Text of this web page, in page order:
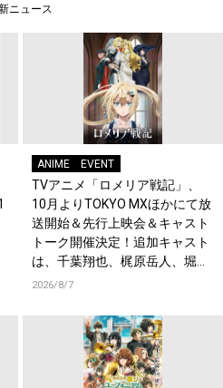
ニュース
ANIME EVENT
TVアニメ「ロメリア戦記」、
10月よりTOKYO MXほかにて放
送開始＆先行上映会＆キャスト
トーク開催決定！追加キャスト
は、千葉翔也、梶原岳人、堀江
瞬、綿貫竜之介！PV第1弾公
2026/8/7